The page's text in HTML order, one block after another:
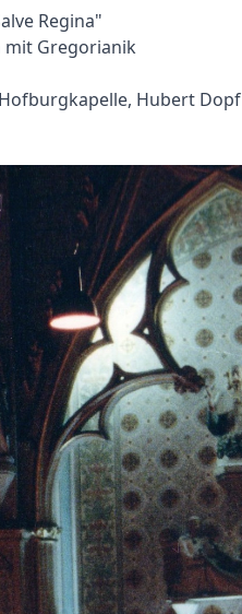
Regina"
mit Gregorianik
Hubert Dopf